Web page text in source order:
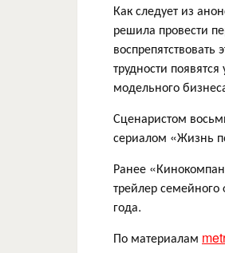
Как следует из
решила провести
трудности
модельного
Сценаристом
сериалом «Жизнь
Ранее
трейлер
года.
По материалам